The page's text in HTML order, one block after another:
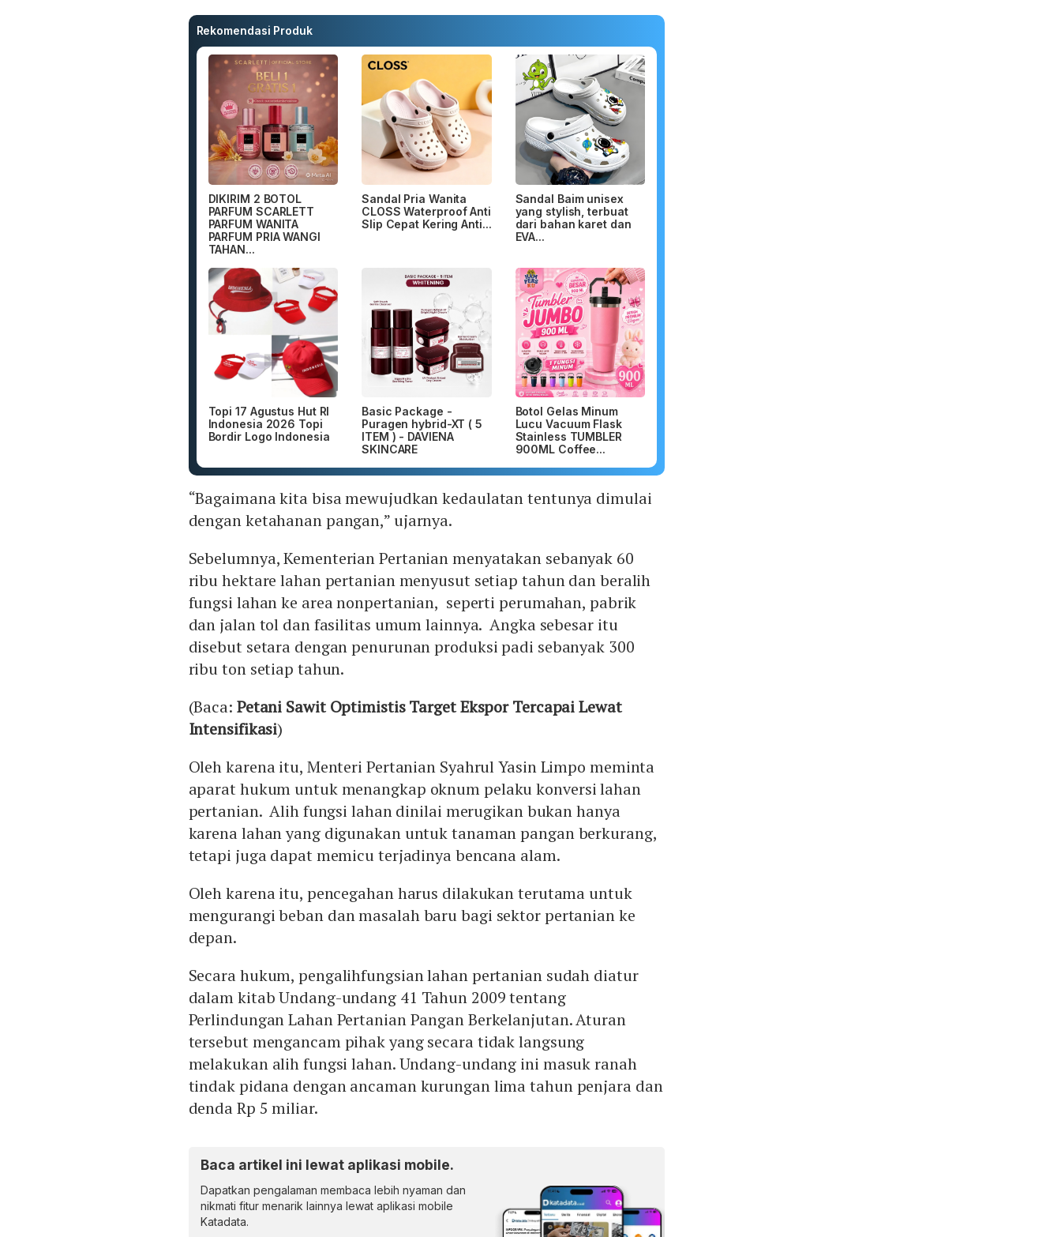
Rekomendasi Produk
DIKIRIM 2 BOTOL
PARFUM SCARLETT
PARFUM WANITA
PARFUM PRIA WANGI
TAHAN...
Sandal Pria Wanita
CLOSS Waterproof Anti
Slip Cepat Kering Anti...
Sandal Baim unisex
yang stylish, terbuat
dari bahan karet dan
EVA...
Topi 17 Agustus Hut RI
Indonesia 2026 Topi
Bordir Logo Indonesia
Basic Package -
Puragen hybrid-XT ( 5
ITEM ) - DAVIENA
SKINCARE
Botol Gelas Minum
Lucu Vacuum Flask
Stainless TUMBLER
900ML Coffee...
“Bagaimana kita bisa mewujudkan kedaulatan tentunya dimulai
dengan ketahanan pangan,” ujarnya.
Sebelumnya, Kementerian Pertanian menyatakan sebanyak 60
ribu hektare lahan pertanian menyusut setiap tahun dan beralih
fungsi lahan ke area nonpertanian, seperti perumahan, pabrik
dan jalan tol dan fasilitas umum lainnya. Angka sebesar itu
disebut setara dengan penurunan produksi padi sebanyak 300
ribu ton setiap tahun.
(Baca: Petani Sawit Optimistis Target Ekspor Tercapai Lewat
Intensifikasi)
Oleh karena itu, Menteri Pertanian Syahrul Yasin Limpo meminta
aparat hukum untuk menangkap oknum pelaku konversi lahan
pertanian. Alih fungsi lahan dinilai merugikan bukan hanya
karena lahan yang digunakan untuk tanaman pangan berkurang,
tetapi juga dapat memicu terjadinya bencana alam.
Oleh karena itu, pencegahan harus dilakukan terutama untuk
mengurangi beban dan masalah baru bagi sektor pertanian ke
depan.
Secara hukum, pengalihfungsian lahan pertanian sudah diatur
dalam kitab Undang-undang 41 Tahun 2009 tentang
Perlindungan Lahan Pertanian Pangan Berkelanjutan. Aturan
tersebut mengancam pihak yang secara tidak langsung
melakukan alih fungsi lahan. Undang-undang ini masuk ranah
tindak pidana dengan ancaman kurungan lima tahun penjara dan
denda Rp 5 miliar.
Baca artikel ini lewat aplikasi mobile.
Dapatkan pengalaman membaca lebih nyaman dan
nikmati fitur menarik lainnya lewat aplikasi mobile
Katadata.